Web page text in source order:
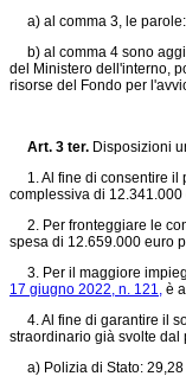
a) al comma 3, le parole:
b) al comma 4 sono
del Ministero dell'interno,
risorse del Fondo per
Art. 3 ter. Disposizioni
1. Al fine di consentire il
complessiva di
2. Per fronteggiare le
spesa di 12.659.000 euro
3. Per il maggiore
17 giugno 2022, n. 121, è
4. Al fine di garantire il
straordinario già svolte dal
a) Polizia di Stato: 29,28